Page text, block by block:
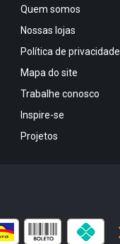
Quem somos
Nossas lojas
Política de privacidade
Mapa do site
Trabalhe conosco
Inspire-se
Projetos